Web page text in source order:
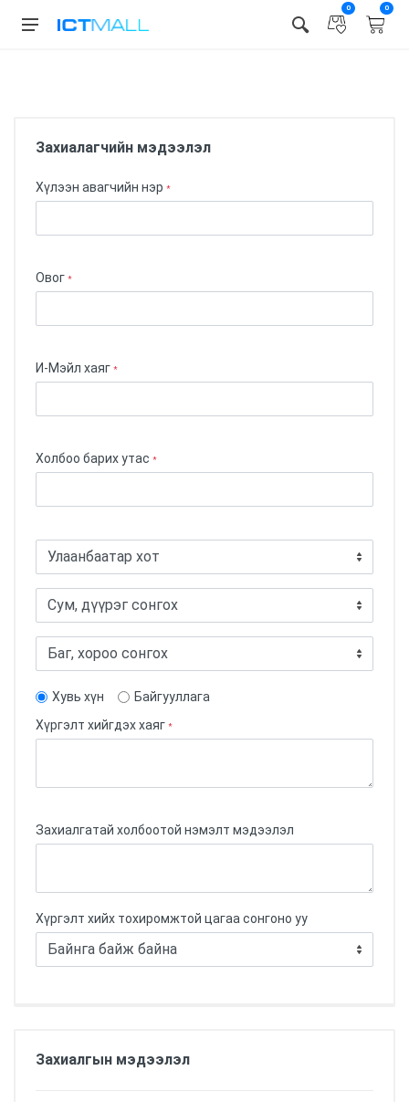
0 0
Захиалагчийн мэдээлэл
Хүлээн авагчийн нэр *
Овог *
И-Мэйл хаяг *
Холбоо барих утас *
Хувь хүн
Байгууллага
Хүргэлт хийгдэх хаяг *
Захиалгатай холбоотой нэмэлт мэдээлэл
Хүргэлт хийх тохиромжтой цагаа сонгоно уу
Захиалгын мэдээлэл